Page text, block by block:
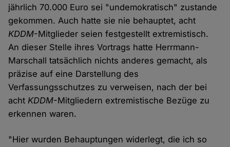
jährlich 70.000 Euro sei "undemokratisch" zustande
gekommen. Auch hatte sie nie behauptet, acht
KDDM-Mitglieder seien festgestellt extremistisch.
An dieser Stelle ihres Vortrags hatte Herrmann-
Marschall tatsächlich nichts anderes gemacht, als
präzise auf eine Darstellung des
Verfassungsschutzes zu verweisen, nach der bei
achtKDDM-Mitgliedern extremistische Bezüge zu
erkennen waren.
"Hier wurden Behauptungen widerlegt, die ich so